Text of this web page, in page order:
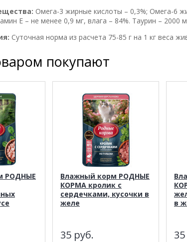
Омега-3 жирные кислоты – 0,3%; Омега-6
Е – не менее 0,9 мг, влага – 84%. Таурин – 2000
Суточная норма из расчета 75-85 г на 1 кг веса
покупают
РОДНЫЕ
Влажный корм РОДНЫЕ
КОРМА кролик с
сердечками, кусочки в
желе
35 руб.
в
35